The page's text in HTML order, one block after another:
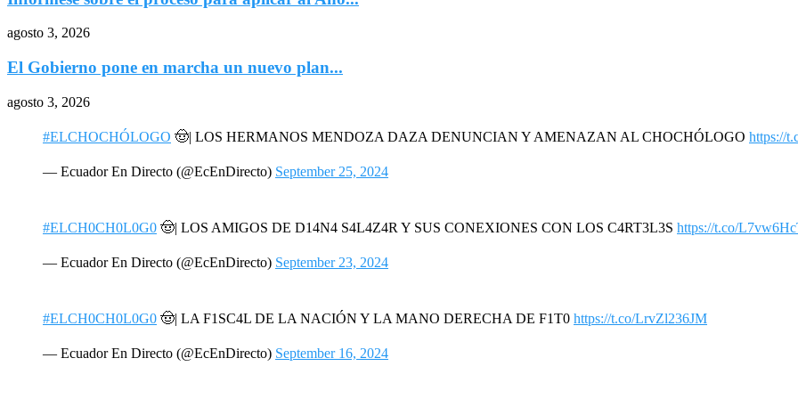
agosto 3, 2026
El Gobierno pone en marcha un nuevo plan...
agosto 3, 2026
#ELCHOCHÓLOGO 🤠| LOS HERMANOS MENDOZA DAZA DENUNCIAN Y AMENAZAN AL CHOCHÓLOGO https://
— Ecuador En Directo (@EcEnDirecto) September 25, 2024
#ELCH0CH0L0G0 🤠| LOS AMIGOS DE D14N4 S4L4Z4R Y SUS CONEXIONES CON LOS C4RT3L3S https://t.co/
— Ecuador En Directo (@EcEnDirecto) September 23, 2024
#ELCH0CH0L0G0 🤠| LA F1SC4L DE LA NACIÓN Y LA MANO DERECHA DE F1T0 https://t.co/LrvZl236JM
— Ecuador En Directo (@EcEnDirecto) September 16, 2024